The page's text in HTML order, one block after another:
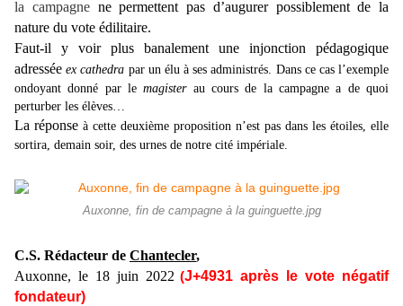
la campagne ne permettent pas d’augurer possiblement de la
nature du vote édilitaire.
Faut-il y voir plus banalement une injonction pédagogique
adresséeex cathedra par un élu à ses administrés. Dans ce cas l’exemple
ondoyant donné par lemagister au cours de la campagne a de quoi
perturber les élèves…
La réponse à cette deuxième proposition n’est pas dans les étoiles, elle
sortira, demain soir, des urnes de notre cité impériale.
Auxonne, fin de campagne à la guinguette.jpg
C.S. Rédacteur de Chantecler,
Auxonne, le 18 juin 2022 (J+4931après le vote négatif
fondateur)